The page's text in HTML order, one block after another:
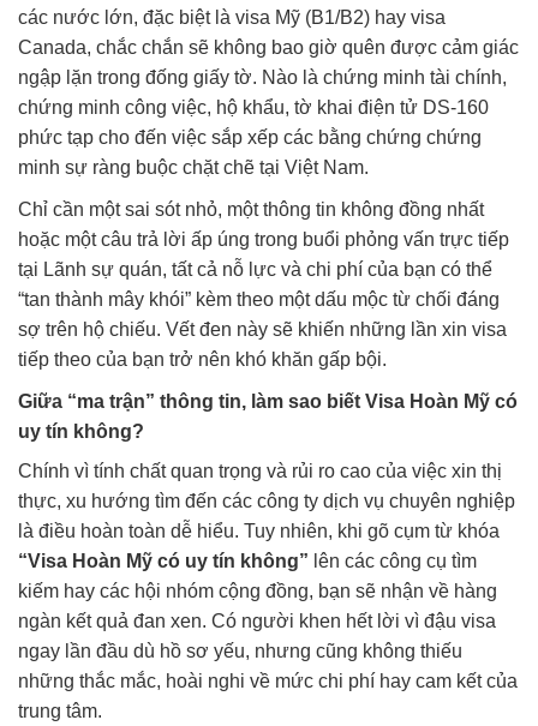
các nước lớn, đặc biệt là visa Mỹ (B1/B2) hay visa
Canada, chắc chắn sẽ không bao giờ quên được cảm giác
ngập lặn trong đống giấy tờ. Nào là chứng minh tài chính,
chứng minh công việc, hộ khẩu, tờ khai điện tử DS-160
phức tạp cho đến việc sắp xếp các bằng chứng chứng
minh sự ràng buộc chặt chẽ tại Việt Nam.
Chỉ cần một sai sót nhỏ, một thông tin không đồng nhất
hoặc một câu trả lời ấp úng trong buổi phỏng vấn trực tiếp
tại Lãnh sự quán, tất cả nỗ lực và chi phí của bạn có thể
“tan thành mây khói” kèm theo một dấu mộc từ chối đáng
sợ trên hộ chiếu. Vết đen này sẽ khiến những lần xin visa
tiếp theo của bạn trở nên khó khăn gấp bội.
Giữa “ma trận” thông tin, làm sao biết Visa Hoàn Mỹ có
uy tín không?
Chính vì tính chất quan trọng và rủi ro cao của việc xin thị
thực, xu hướng tìm đến các công ty dịch vụ chuyên nghiệp
là điều hoàn toàn dễ hiểu. Tuy nhiên, khi gõ cụm từ khóa
“Visa Hoàn Mỹ có uy tín không” lên các công cụ tìm
kiếm hay các hội nhóm cộng đồng, bạn sẽ nhận về hàng
ngàn kết quả đan xen. Có người khen hết lời vì đậu visa
ngay lần đầu dù hồ sơ yếu, nhưng cũng không thiếu
những thắc mắc, hoài nghi về mức chi phí hay cam kết của
trung tâm.